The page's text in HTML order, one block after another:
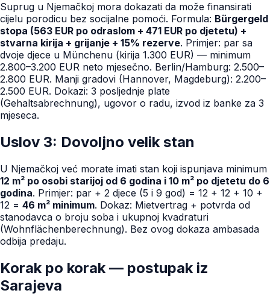
Suprug u Njemačkoj mora dokazati da može finansirati
cijelu porodicu bez socijalne pomoći. Formula: Bürgergeld
stopa (563 EUR po odraslom + 471 EUR po djetetu) +
stvarna kirija + grijanje + 15% rezerve. Primjer: par sa
dvoje djece u Münchenu (kirija 1.300 EUR) — minimum
2.800–3.200 EUR neto mjesečno. Berlin/Hamburg: 2.500–
2.800 EUR. Manji gradovi (Hannover, Magdeburg): 2.200–
2.500 EUR. Dokazi: 3 posljednje plate
(Gehaltsabrechnung), ugovor o radu, izvod iz banke za 3
mjeseca.
Uslov 3: Dovoljno velik stan
U Njemačkoj već morate imati stan koji ispunjava minimum
12 m² po osobi starijoj od 6 godina i 10 m² po djetetu do 6
godina. Primjer: par + 2 djece (5 i 9 god) = 12 + 12 + 10 +
12 = 46 m² minimum. Dokaz: Mietvertrag + potvrda od
stanodavca o broju soba i ukupnoj kvadraturi
(Wohnflächenberechnung). Bez ovog dokaza ambasada
odbija predaju.
Korak po korak — postupak iz
Sarajeva